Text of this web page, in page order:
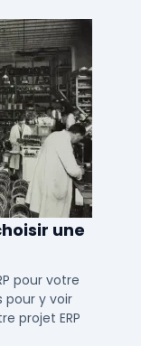
une
pour votre
pour y voir
projet ERP